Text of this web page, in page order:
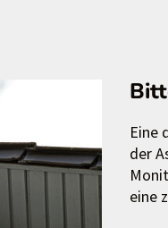
Eine
der
eine